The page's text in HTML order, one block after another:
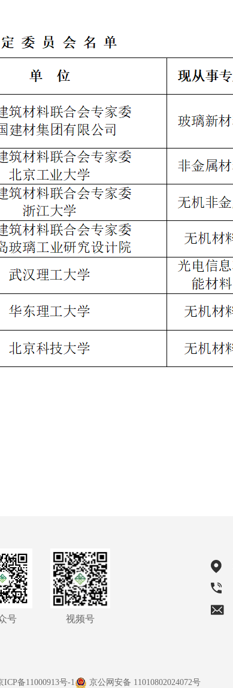
号 视频号
ICP备11000913号-1 京公网安备 11010802024072号